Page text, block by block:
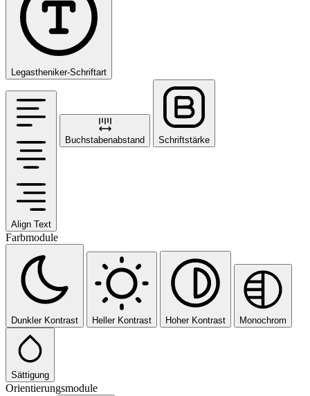
Legastheniker-Schriftart
Align Text
Buchstabenabstand Schriftstärke
Farbmodule
Dunkler Kontrast Heller Kontrast Hoher Kontrast Monochrom
Sättigung
Orientierungsmodule